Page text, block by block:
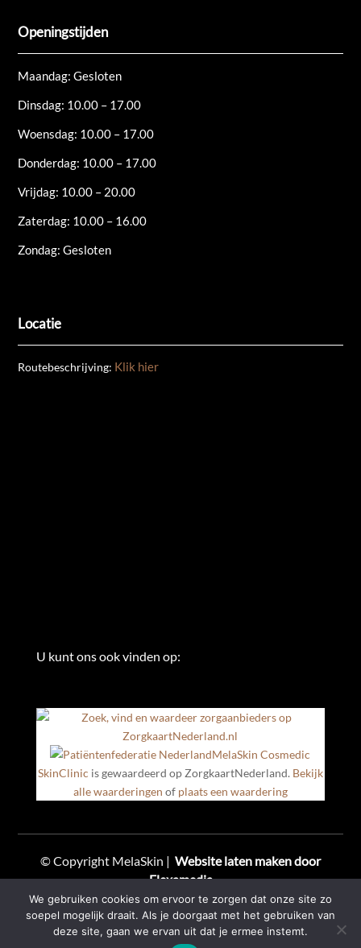
Openingstijden
Maandag: Gesloten
Dinsdag: 10.00 – 17.00
Woensdag: 10.00 – 17.00
Donderdag: 10.00 – 17.00
Vrijdag: 10.00 – 20.00
Zaterdag: 10.00 – 16.00
Zondag: Gesloten
Locatie
Routebeschrijving: Klik hier
U kunt ons ook vinden op:
MelaSkin Cosmedic
SkinClinic is gewaardeerd op ZorgkaartNederland. Bekijk
alle waarderingen of plaats een waardering
© Copyright MelaSkin | Website laten maken door
Flexamedia
Privacyklaring
We gebruiken cookies om ervoor te zorgen dat onze site zo
soepel mogelijk draait. Als je doorgaat met het gebruiken van
deze site, gaan we ervan uit dat je ermee instemt.